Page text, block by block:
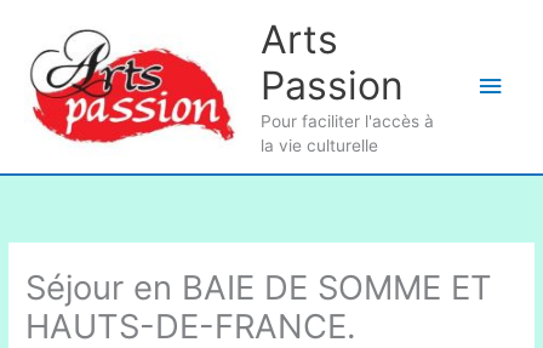
contenu
Arts
Passion
Pour faciliter l'accès à
la vie culturelle
Séjour en BAIE DE SOMME ET
HAUTS-DE-FRANCE.